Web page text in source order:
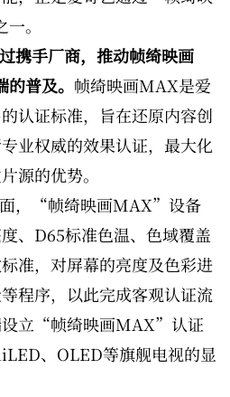
。
携手厂商，推动帧绮映画
普及。 帧绮映画MAX是爱
认证标准，旨在还原内容创
业权威的效果认证，最大化
源的优势。
面，“帧绮映画MAX”设备
、D65标准色温、色域覆盖
准，对屏幕的亮度及色彩进
程序，以此完成客观认证流
设立“帧绮映画MAX”认证
、OLED等旗舰电视的显